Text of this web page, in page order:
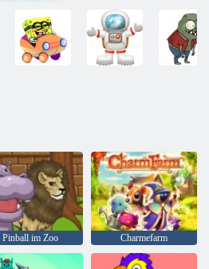
Pinball im Zoo Charmefarm